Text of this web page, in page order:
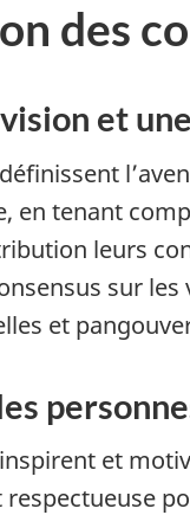
des
et
en tenant
leurs
sur
et
et